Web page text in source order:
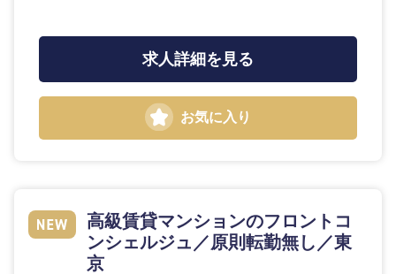
求人詳細を見る
お気に入り
高級賃貸マンションのフロントコ
ンシェルジュ／原則転勤無し／東
京